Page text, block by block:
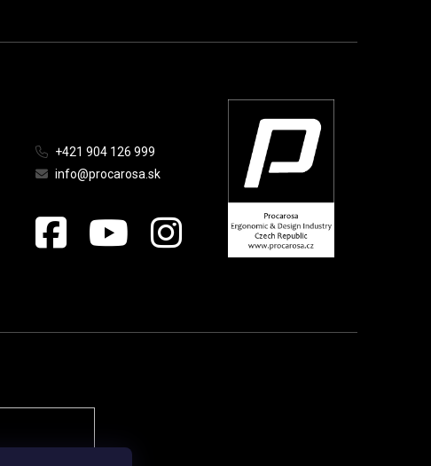
+421 904 126 999
info@procarosa.sk